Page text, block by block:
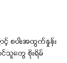
ာင့် စပါးအထွက်နှုန်း
င်သူတွေ စိုးရိမ်